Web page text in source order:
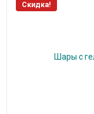
Скидка!